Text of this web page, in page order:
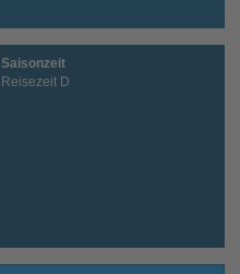
Saisonzeit
Reisezeit D